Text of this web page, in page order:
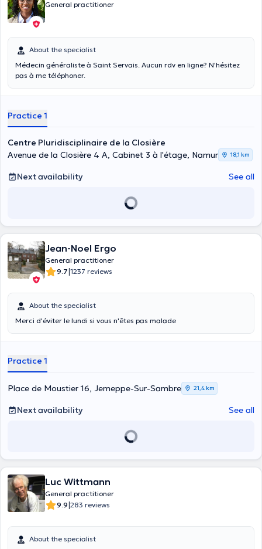
General practitioner
About the specialist
Médecin généraliste à Saint Servais. Aucun rdv en ligne? N'hésitez
pas à me téléphoner.
Practice 1
Centre Pluridisciplinaire de la Closière
Avenue de la Closière 4 A, Cabinet 3 à l'étage, Namur
18,1 km
Next availability See all
Jean-Noel Ergo
General practitioner
9.7|1237 reviews
About the specialist
Merci d'éviter le lundi si vous n'êtes pas malade
Practice 1
Place de Moustier 16, Jemeppe-Sur-Sambre 21,4 km
Next availability See all
Luc Wittmann
General practitioner
9.9|283 reviews
About the specialist